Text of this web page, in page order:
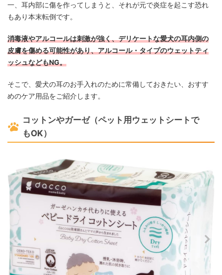
一、耳内部に傷を作ってしまうと、それが元で炎症を起こす恐れ
もあり本末転倒です。
消毒液やアルコールは刺激が強く、デリケートな愛犬の耳内側の
皮膚を傷める可能性があり、アルコール・タイプのウェットティ
ッシュなどもNG。
そこで、愛犬の耳のお手入れのために常備しておきたい、おすす
めのケア用品をご紹介します。
コットンやガーゼ（ペット用ウェットシートで
もOK）